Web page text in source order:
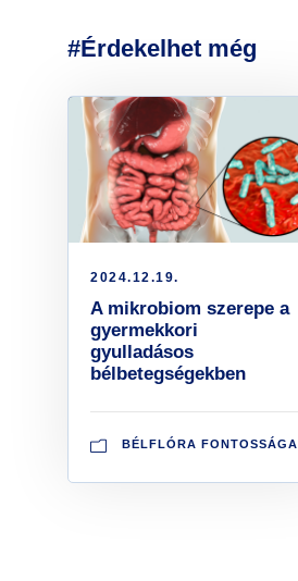
#Érdekelhet még
2024.12.19.
A mikrobiom szerepe a
gyermekkori
gyulladásos
bélbetegségekben
BÉLFLÓRA FONTOSSÁGA